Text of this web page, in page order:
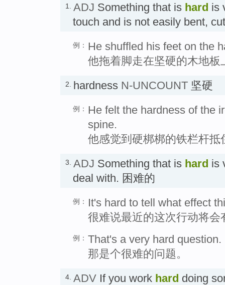
1. ADJ Something that is hard is
touch and is not easily bent,
例： He shuffled his feet on the
他拖着脚走在坚硬的木地板
2. hardness N-UNCOUNT 坚硬
例： He felt the hardness of the
spine.
他感觉到硬梆梆的铁栏杆抵
3. ADJ Something that is hard is
deal with. 困难的
例：
It's hard to tell what effect
很难说最近的这次行动将会
例： That's a very hard question.
那是个很难的问题。
4. ADV If you work hard doing